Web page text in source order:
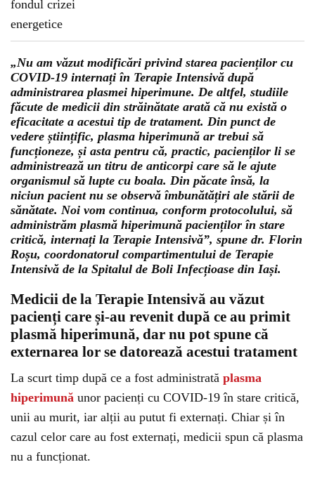
„Nu am văzut modificări privind starea pacienților cu
COVID-19 internați în Terapie Intensivă după
administrarea plasmei hiperimune. De altfel, studiile
făcute de medicii din străinătate arată că nu există o
eficacitate a acestui tip de tratament. Din punct de
vedere științific, plasma hiperimună ar trebui să
funcționeze, și asta pentru că, practic, pacienților li se
administrează un titru de anticorpi care să le ajute
organismul să lupte cu boala. Din păcate însă, la
niciun pacient nu se observă îmbunătățiri ale stării de
sănătate. Noi vom continua, conform protocolului, să
administrăm plasmă hiperimună pacienților în stare
critică, internați la Terapie Intensivă”, spune dr. Florin
Roșu, coordonatorul compartimentului de Terapie
Intensivă de la Spitalul de Boli Infecțioase din Iași.
Medicii de la Terapie Intensivă au văzut
pacienți care și-au revenit după ce au primit
plasmă hiperimună, dar nu pot spune că
externarea lor se datorează acestui tratament
La scurt timp după ce a fost administrată plasma
hiperimună unor pacienți cu COVID-19 în stare critică,
unii au murit, iar alții au putut fi externați. Chiar și în
cazul celor care au fost externați, medicii spun că plasma
nu a funcționat.